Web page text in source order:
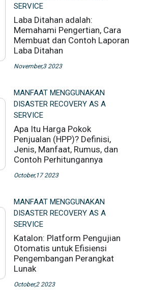
SERVICE
Laba Ditahan adalah:
Memahami Pengertian, Cara
Membuat dan Contoh Laporan
Laba Ditahan
November,3 2023
MANFAAT MENGGUNAKAN
DISASTER RECOVERY AS A
SERVICE
Apa Itu Harga Pokok
Penjualan (HPP)? Definisi,
Jenis, Manfaat, Rumus, dan
Contoh Perhitungannya
October,17 2023
MANFAAT MENGGUNAKAN
DISASTER RECOVERY AS A
SERVICE
Katalon: Platform Pengujian
Otomatis untuk Efisiensi
Pengembangan Perangkat
Lunak
October,2 2023